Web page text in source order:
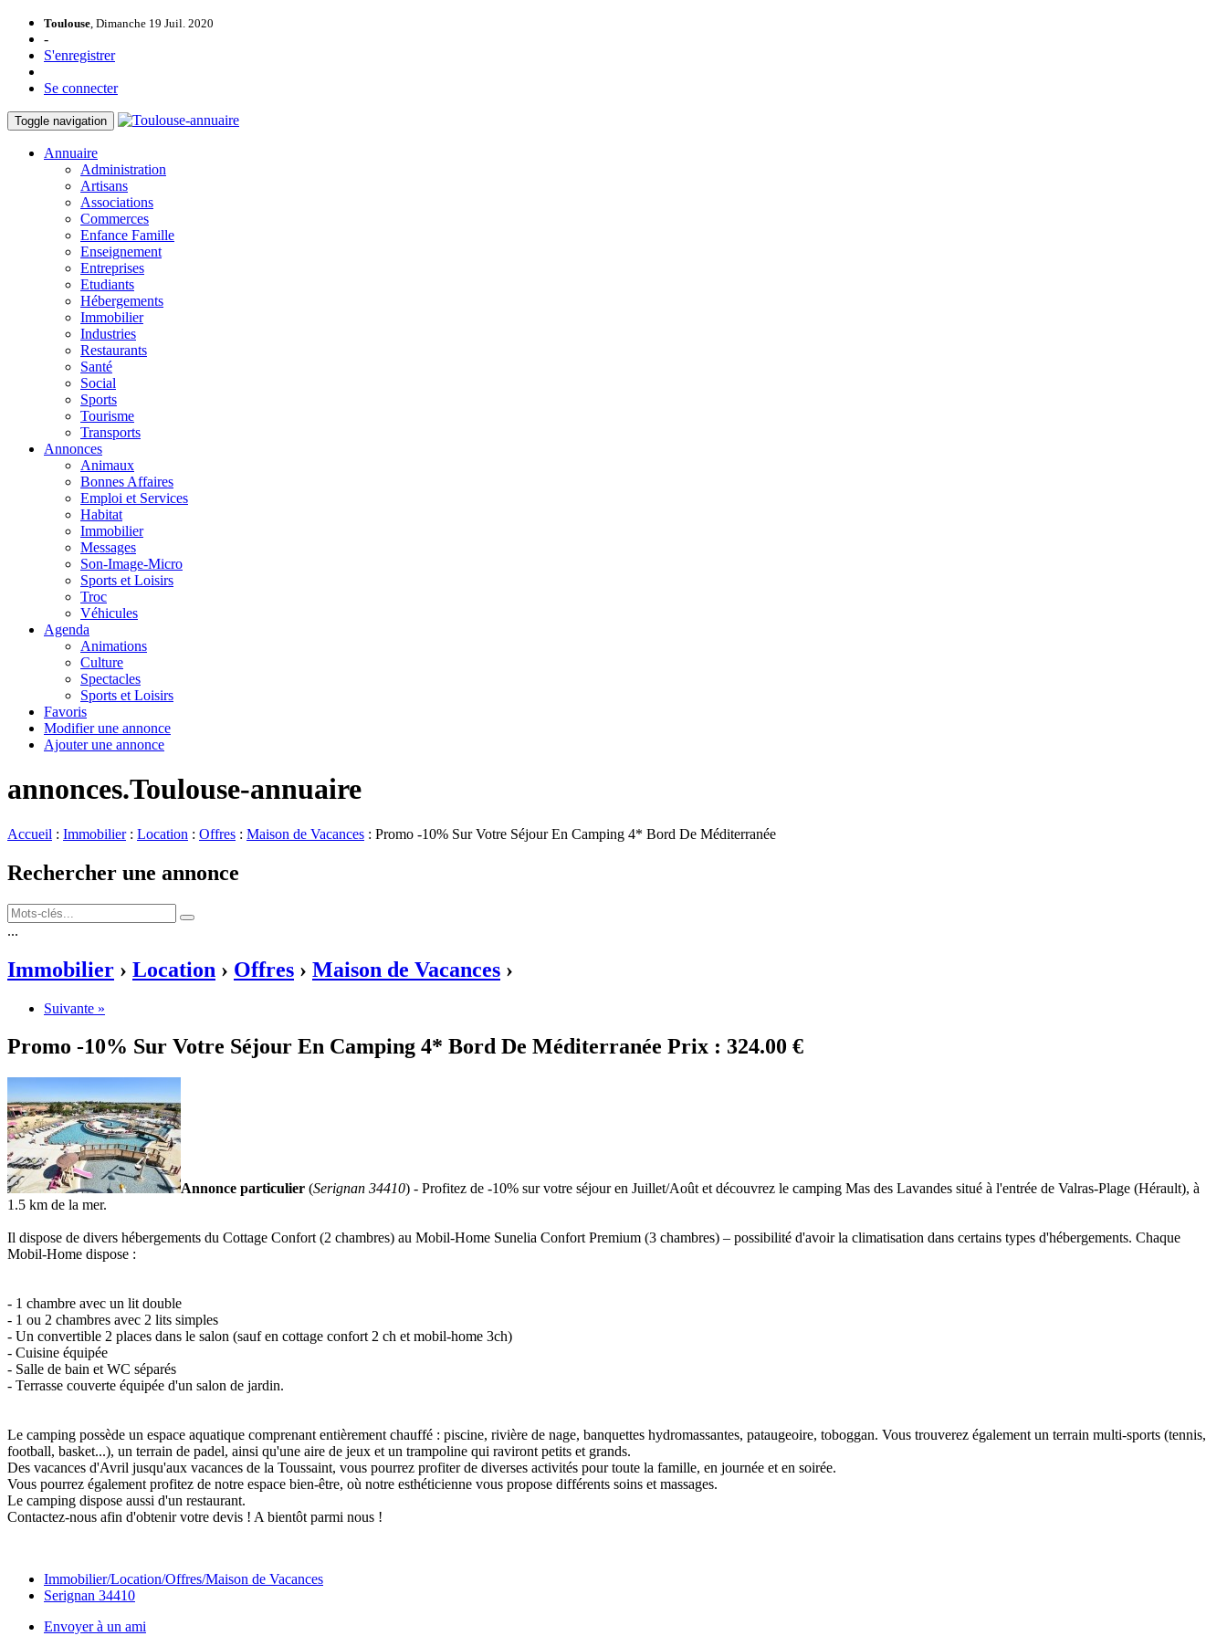
Toulouse, Dimanche 19 Juil. 2020
-
S'enregistrer
Se connecter
Toggle navigation
Annuaire
Administration
Artisans
Associations
Commerces
Enfance Famille
Enseignement
Entreprises
Etudiants
Hébergements
Immobilier
Industries
Restaurants
Santé
Social
Sports
Tourisme
Transports
Annonces
Animaux
Bonnes Affaires
Emploi et Services
Habitat
Immobilier
Messages
Son-Image-Micro
Sports et Loisirs
Troc
Véhicules
Agenda
Animations
Culture
Spectacles
Sports et Loisirs
Favoris
Modifier une annonce
Ajouter une annonce
annonces.Toulouse-annuaire
Accueil : Immobilier: Location : Offres : Maison de Vacances : Promo -10% Sur Votre Séjour En Camping 4* Bord De Méditerranée
Rechercher une annonce
...
Immobilier › Location › Offres › Maison de Vacances ›
Suivante »
Promo -10% Sur Votre Séjour En Camping 4* Bord De Méditerranée Prix : 324.00 €
Annonce particulier (Serignan 34410) - Profitez de -10% sur votre séjour en Juillet/Août et découvrez le camping Mas des Lavandes situé à l'entrée de Valras-Plage (Hérault), à
1.5 km de la mer.
Il dispose de divers hébergements du Cottage Confort (2 chambres) au Mobil-Home Sunelia Confort Premium (3 chambres) – possibilité d'avoir la climatisation dans certains types d'hébergements. Chaque
Mobil-Home dispose :
- 1 chambre avec un lit double
- 1 ou 2 chambres avec 2 lits simples
- Un convertible 2 places dans le salon (sauf en cottage confort 2 ch et mobil-home 3ch)
- Cuisine équipée
- Salle de bain et WC séparés
- Terrasse couverte équipée d'un salon de jardin.
Le camping possède un espace aquatique comprenant entièrement chauffé : piscine, rivière de nage, banquettes hydromassantes, pataugeoire, toboggan. Vous trouverez également un terrain multi-sports (tennis,
football, basket...), un terrain de padel, ainsi qu'une aire de jeux et un trampoline qui raviront petits et grands.
Des vacances d'Avril jusqu'aux vacances de la Toussaint, vous pourrez profiter de diverses activités pour toute la famille, en journée et en soirée.
Vous pourrez également profitez de notre espace bien-être, où notre esthéticienne vous propose différents soins et massages.
Le camping dispose aussi d'un restaurant.
Contactez-nous afin d'obtenir votre devis ! A bientôt parmi nous !
Immobilier/Location/Offres/Maison de Vacances
Serignan 34410
Envoyer à un ami